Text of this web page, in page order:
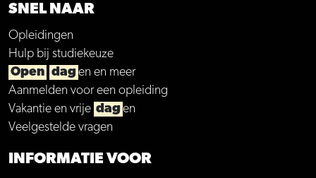
SNEL NAAR
Opleidingen
Hulp bij studiekeuze
Open dagen en meer
Aanmelden voor een opleiding
Vakantie en vrije dagen
Veelgestelde vragen
INFORMATIE VOOR